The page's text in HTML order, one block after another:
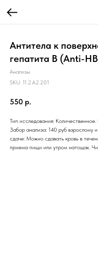
Антитела к
гепатита В (Anti-
Анализы
SKU: 11.2.A2.201
550 р.
Тип исследования:
Забор анализа: 140 руб взрослому
сдаче: Можно сдавать кровь в
приема пищи или утром натощак.